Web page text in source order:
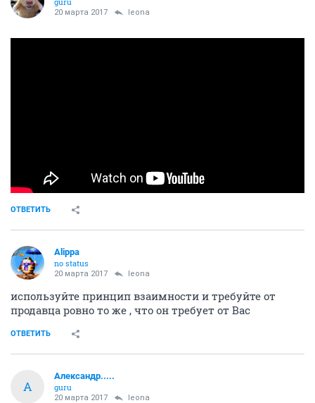
20 марта 2017 leona
ОТВЕТИТЬ
Alippa
no status
20 марта 2017 leona
используйте принцип взаимности и требуйте от
продавца ровно то же , что он требует от Вас
ОТВЕТИТЬ
А
Александр.....
guru
20 марта 2017 leona